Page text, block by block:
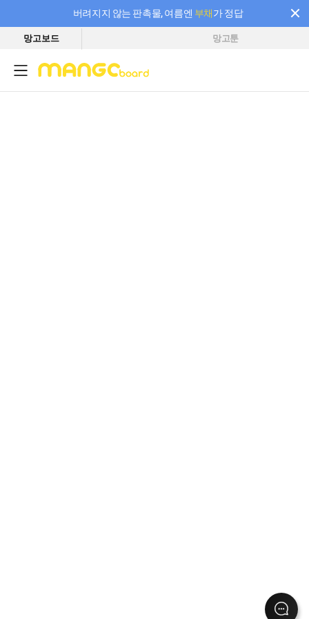
버려지지 않는 판촉물, 여름엔 부채가 정답
필요한 만큼 충전하고 끊김 없이 작업하세요! 새로워진 AI 부스터 요금제
망고보드 망고툰